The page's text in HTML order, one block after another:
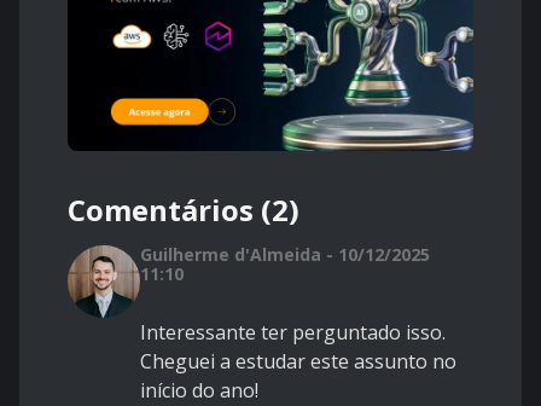
Comentários (2)
Guilherme d'Almeida - 10/12/2025
11:10
Interessante ter perguntado isso.
Cheguei a estudar este assunto no
início do ano!